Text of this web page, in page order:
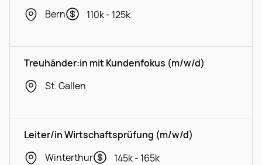
Bern 110k - 125k
Treuhänder:in mit Kundenfokus (m/w/d)
St. Gallen
Leiter/in Wirtschaftsprüfung (m/w/d)
Winterthur
145k - 165k